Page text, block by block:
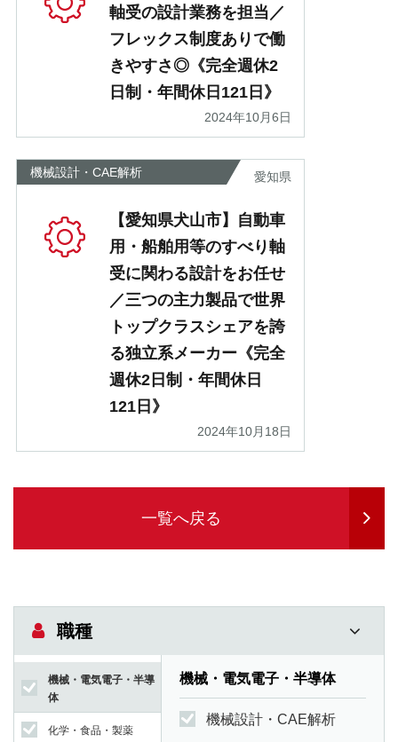
軸受の設計業務を担当／
フレックス制度ありで働
きやすさ◎《完全週休2
日制・年間休日121日》
2024年10月6日
機械設計・CAE解析 愛知県
【愛知県犬山市】自動車
用・船舶用等のすべり軸
受に関わる設計をお任せ
／三つの主力製品で世界
トップクラスシェアを誇
る独立系メーカー《完全
週休2日制・年間休日
121日》
2024年10月18日
一覧へ戻る
職種
機械・電気電子・半導
体
化学・食品・製薬
機械・電気電子・半導体
機械設計・CAE解析